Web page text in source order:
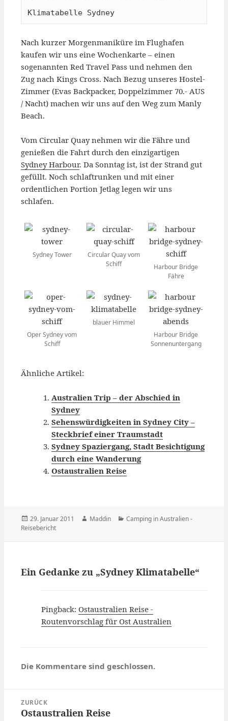
Klimatabelle Sydney
Nach kurzer Morgenmaniküre im Flughafen
kaufen wir uns eine Wochenkarte – einen
sogenannten Red Travel Pass und nehmen den
Zug nach Kings Cross. Nach Bezug unseres Hostel-
Zimmer (Evas Backpacker, Doppelzimmer 70.- AUS
/ Nacht) machen wir uns auf den Weg zum Manly
Beach.
Vom Circular Quay nehmen wir die Fähre und
genießen die Fahrt durch den einzigartigen
Sydney Harbour. Da Sonntag ist, ist der Strand gut
gefüllt. Noch schlaftrunken und mit einer
ordentlichen Portion Jetlag legen wir uns
schlafen.
Sydney Tower
Circular Quay vom
Schiff
Harbour Bridge
Fähre
Oper Sydney vom
Schiff
blauer Himmel
Harbour Bridge
Sonnenuntergang
Ähnliche Artikel:
Australien Trip – der Abschied in
Sydney
Sehenswürdigkeiten in Sydney City –
Steckbrief einer Traumstadt
Sydney Spaziergang, Stadt Besichtigung
durch eine Wanderung
Ostaustralien Reise
Veröffentlicht
am
29. Januar 2011 Autor
Maddin Kategorien
Camping in Australien -
Reisebericht
Ein Gedanke zu „Sydney Klimatabelle“
Pingback:Ostaustralien Reise -
Routenvorschlag für Ost Australien
Die Kommentare sind geschlossen.
Beitragsnavigation
ZURÜCK
Vorheriger
Ostaustralien Reise